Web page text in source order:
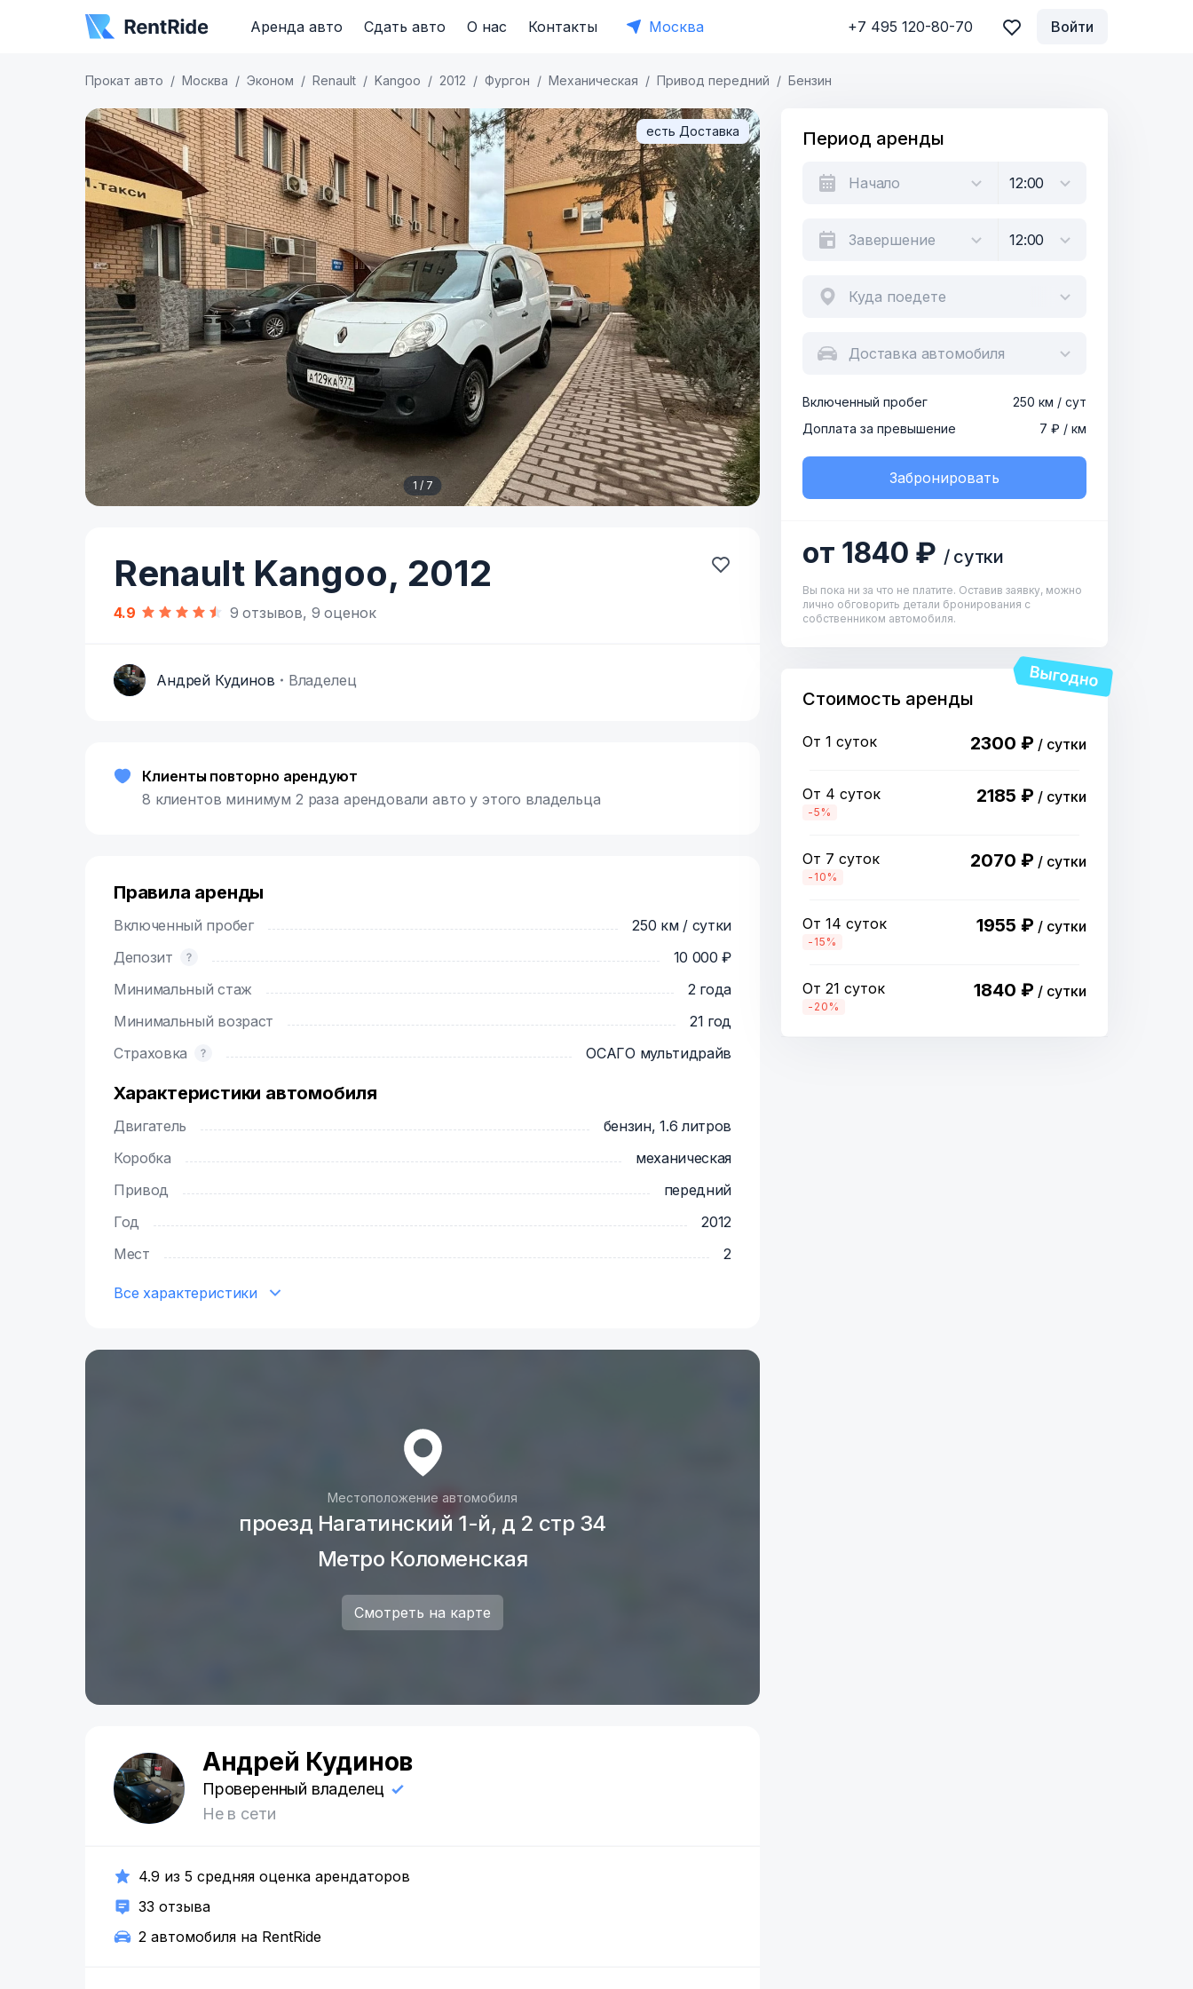
Аренда авто Сдать авто О нас Контакты Москва +7 495 120-80-70 Войти
Прокат авто Москва Эконом Renault Kangoo 2012 Фургон Механическая Привод передний Бензин
1 / 7
есть Доставка
Renault Kangoo, 2012
4.9 9 отзывов, 9 оценок
А Андрей Кудинов Владелец
Клиенты повторно арендуют
8 клиентов минимум 2 раза арендовали авто у этого владельца
Правила аренды
Включенный пробег
250 км / сутки
Депозит
10 000 ₽
Минимальный стаж
2 года
Минимальный возраст
21 год
Страховка
ОСАГО мультидрайв
Характеристики автомобиля
Двигатель
бензин, 1.6 литров
Коробка
механическая
Привод
передний
Год
2012
Мест
2
Все характеристики
Местоположение автомобиля
проезд Нагатинский 1-й, д 2 стр 34
Метро Коломенская
Смотреть на карте
А
Андрей Кудинов
Проверенный владелец
Не в сети
4.9 из 5 средняя оценка арендаторов
33 отзыва
2 автомобиля на RentRide
Период аренды
Куда поедете
Доставка автомобиля
Включенный пробег
250 км / сут
Доплата за превышение
7 ₽ / км
Забронировать
от 1840 ₽ / сутки
Вы пока ни за что не платите. Оставив заявку, можно
лично обговорить детали бронирования с
собственником автомобиля.
Стоимость аренды
От 1 суток 2300 ₽ / сутки
От 4 суток
-5%
2185 ₽ / сутки
От 7 суток
-10%
2070 ₽ / сутки
От 14 суток
-15%
1955 ₽ / сутки
От 21 суток
-20%
1840 ₽ / сутки